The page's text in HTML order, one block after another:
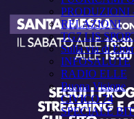
PRODUZIONI
RELAZIONI
TG7 LIS
Sulla via di
INFOSALUTE
RADIO ELLE
Buona Visione
CIVICO 74
SPECIALE